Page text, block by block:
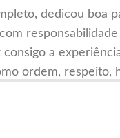
dedicou boa
a
ordem, respeito,
e próximo das